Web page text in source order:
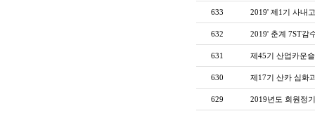
633 2019' 제1기 사내
632 2019' 춘계 7ST감
631 제45기 산업카운
630 제17기 산카 심화
629 2019년도 회원정